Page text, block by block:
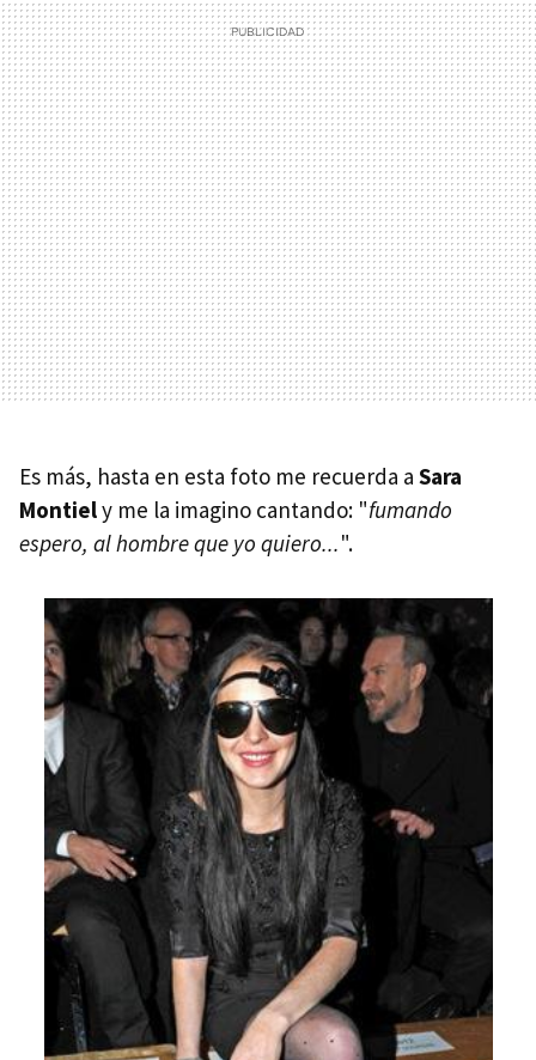
Es más, hasta en esta foto me recuerda a Sara
Montiely me la imagino cantando: "fumando
espero, al hombre que yo quiero...".